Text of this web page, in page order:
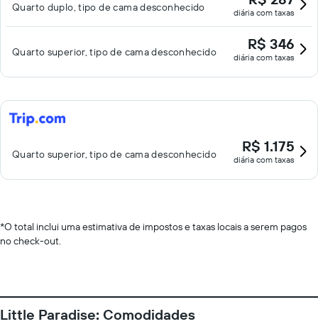
Quarto duplo, tipo de cama desconhecido diária com taxas
Quarto superior, tipo de cama desconhecido R$ 346
diária com taxas
Quarto superior, tipo de cama desconhecido R$ 1.175
diária com taxas
*O total inclui uma estimativa de impostos e taxas locais a serem pagos
no check-out.
Little Paradise: Comodidades